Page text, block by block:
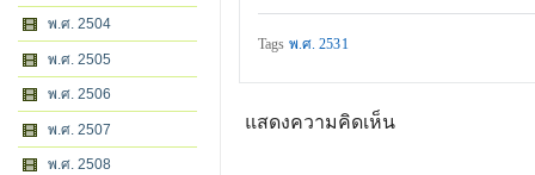
พ.ศ. 2504
พ.ศ. 2505
พ.ศ. 2506
พ.ศ. 2507
พ.ศ. 2508
Tags พ.ศ. 2531
แสดงความคิดเห็น